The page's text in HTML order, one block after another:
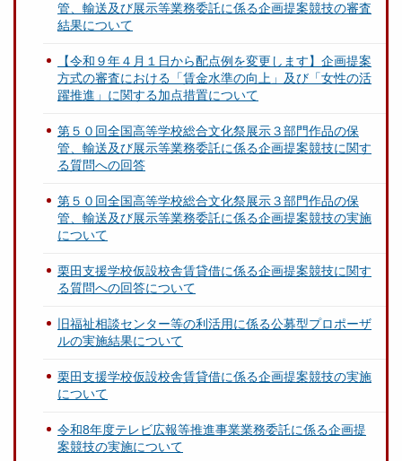
管、輸送及び展示等業務委託に係る企画提案競技の審査
結果について
【令和９年４月１日から配点例を変更します】企画提案
方式の審査における「賃金水準の向上」及び「女性の活
躍推進」に関する加点措置について
第５０回全国高等学校総合文化祭展示３部門作品の保
管、輸送及び展示等業務委託に係る企画提案競技に関す
る質問への回答
第５０回全国高等学校総合文化祭展示３部門作品の保
管、輸送及び展示等業務委託に係る企画提案競技の実施
について
栗田支援学校仮設校舎賃貸借に係る企画提案競技に関す
る質問への回答について
旧福祉相談センター等の利活用に係る公募型プロポーザ
ルの実施結果について
栗田支援学校仮設校舎賃貸借に係る企画提案競技の実施
について
令和8年度テレビ広報等推進事業業務委託に係る企画提
案競技の実施について